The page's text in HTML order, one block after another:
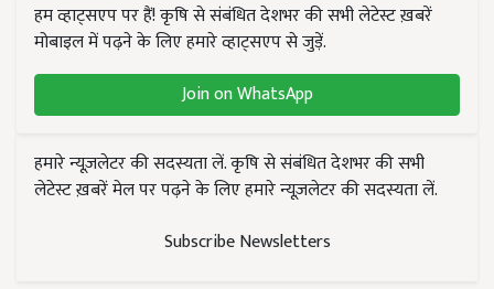
हम व्हाट्सएप पर हैं! कृषि से संबंधित देशभर की सभी लेटेस्ट ख़बरें
मोबाइल में पढ़ने के लिए हमारे व्हाट्सएप से जुड़ें.
Join on WhatsApp
हमारे न्यूज़लेटर की सदस्यता लें. कृषि से संबंधित देशभर की सभी
लेटेस्ट ख़बरें मेल पर पढ़ने के लिए हमारे न्यूज़लेटर की सदस्यता लें.
Subscribe Newsletters